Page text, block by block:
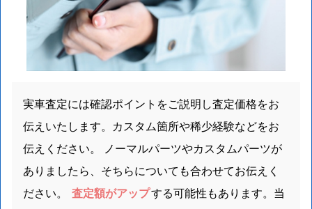
実車査定には確認ポイントをご説明し査定価格をお
伝えいたします。カスタム箇所や稀少経験などをお
伝えください。 ノーマルパーツやカスタムパーツが
ありましたら、そちらについても合わせてお伝えく
ださい。
査定額がアップする可能性もあります。当